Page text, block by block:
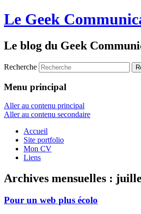
Le Geek
Le blog du Geek
Recherche
Menu principal
Aller au contenu principal
Aller au contenu secondaire
Accueil
Site portfolio
Mon CV
Liens
Archives mensuelles :
Pour un web plus écolo